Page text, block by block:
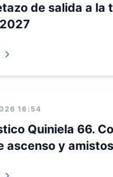
de salida a la
16:54
Quiniela 66.
ascenso y